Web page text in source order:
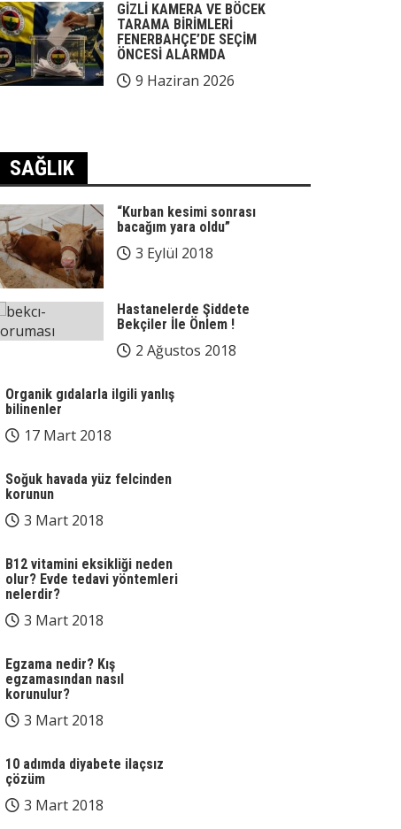
GİZLİ KAMERA VE BÖCEK
TARAMA BİRİMLERİ
FENERBAHÇE’DE SEÇİM
ÖNCESİ ALARMDA
9 Haziran 2026
SAĞLIK
“Kurban kesimi sonrası
bacağım yara oldu”
3 Eylül 2018
Hastanelerde Şiddete
Bekçiler İle Önlem !
2 Ağustos 2018
Organik gıdalarla ilgili yanlış
bilinenler
17 Mart 2018
Soğuk havada yüz felcinden
korunun
3 Mart 2018
B12 vitamini eksikliği neden
olur? Evde tedavi yöntemleri
nelerdir?
3 Mart 2018
Egzama nedir? Kış
egzamasından nasıl
korunulur?
3 Mart 2018
10 adımda diyabete ilaçsız
çözüm
3 Mart 2018